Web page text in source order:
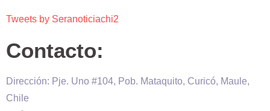
Tweets by Seranoticiachi2
Contacto:
Dirección: Pje. Uno #104, Pob. Mataquito, Curicó, Maule,
Chile